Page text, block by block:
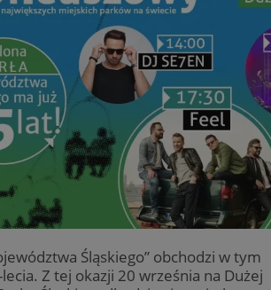
Śląskiego” obchodzi w tym
Z tej okazji 20 września na Dużej